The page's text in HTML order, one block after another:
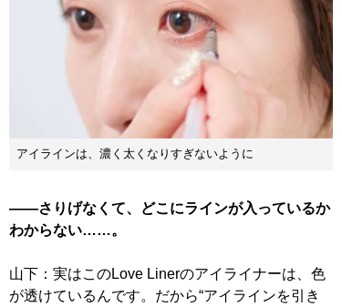
アイラインは、濃く太くなりすぎないように
――さりげなくて、どこにラインが入っているか
わからない……。
山下：実はこのLove Linerのアイライナーは、色
が透けているんです。だから“アイラインを引き